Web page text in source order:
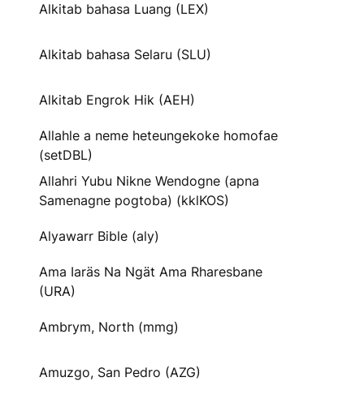
Alkitab bahasa Luang (LEX)
Alkitab bahasa Selaru (SLU)
Alkitab Engrok Hik (AEH)
Allahle a neme heteungekoke homofae
(setDBL)
Allahri Yubu Nikne Wendogne (apna
Samenagne pogtoba) (kklKOS)
Alyawarr Bible (aly)
Ama Iaräs Na Ngät Ama Rharesbane
(URA)
Ambrym, North (mmg)
Amuzgo, San Pedro (AZG)